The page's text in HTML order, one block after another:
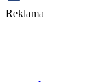
Reklama